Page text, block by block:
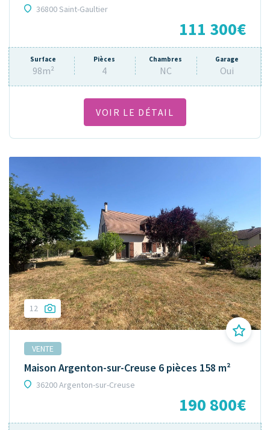
36800 Saint-Gaultier
111 300€
Surface
98m²
Pièces
4
Chambres
NC
Garage
Oui
VOIR LE DÉTAIL
12
VENTE
Maison Argenton-sur-Creuse 6 pièces 158 m²
36200 Argenton-sur-Creuse
190 800€